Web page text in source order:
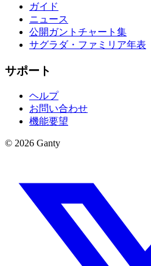
ガイド
ニュース
公開ガントチャート集
サグラダ・ファミリア年表
サポート
ヘルプ
お問い合わせ
機能要望
© 2026 Ganty